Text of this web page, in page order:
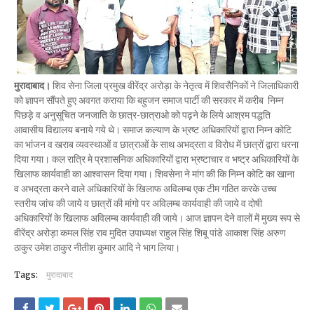
मुरादाबाद। शिव सेना जिला प्रमुख वीरेंद्र अरोड़ा के नेतृत्व में शिवसैनिकों ने जिलाधिकारी
को ज्ञापन सौंपते हुए अवगत कराया कि बहुजन समाज पार्टी की सरकार में करीब निम्न
पिछड़े व अनुसूचित जनजाति के छात्र-छात्राओ को पढ़ने के लिये आश्रम पद्धति
आवासीय विद्यालय बनाये गये थे। समाज कल्याण के भ्रष्ट अधिकारियों द्वारा निम्न कोटि
का भांजन व खराब व्यवस्थाओं व छात्राओं के साथ अभद्रता व विरोध में छात्रों द्वारा धरना
दिया गया। कल रात्रि मे प्रशासनिक अधिकारियों द्वारा भ्रष्टाचार व भष्ट्र अधिकारियों के
खिलाफ कार्यवाही का आश्वासन दिया गया। शिवसेना ने मांग की कि निम्न कोटि का खाना
व अभद्रता करने वाले अधिकारियों के खिलाफ अविलम्ब एक टीम गठित करके उच्च
स्तरीय जांच की जाये व छात्रों की मांगो पर अविलम्ब कार्यवाही की जाये व दोषी
अधिकारियों के खिलाफ अविलम्ब कार्यवाही की जाये। आज ज्ञापन देने वालों में मुख्य रूप से
वीरेंद्र अरोड़ा कमल सिंह राव मुदित उपाध्यक्ष राहुल सिंह शिबू पांडे आकाश सिंह अरुण
ठाकुर उमेश ठाकुर नीतीश कुमार आदि ने भाग लिया।
Tags: मुरादाबाद